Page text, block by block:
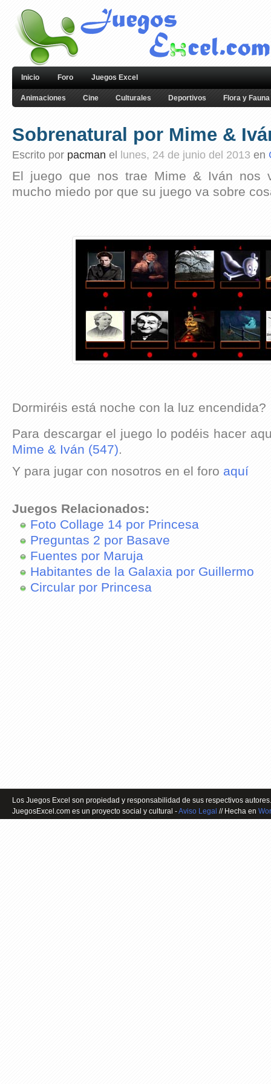
Inicio Foro Juegos Excel
Animaciones Cine Culturales Deportivos Flora y Fauna
Sobrenatural por Mime &
Escrito por pacman el lunes, 24 de junio del 2013 en
El juego que nos trae Mime & Iván nos
mucho miedo por que su juego va sobre
Dormiréis está noche con la luz encendida?
Para descargar el juego lo podéis hacer
Mime & Iván (547).
Y para jugar con nosotros en el foro aquí
Juegos Relacionados:
Foto Collage 14 por Princesa
Preguntas 2 por Basave
Fuentes por Maruja
Habitantes de la Galaxia por Guillermo
Circular por Princesa
Los Juegos Excel son propiedad y responsabilidad de sus respectivos
JuegosExcel.com es un proyecto social y cultural -Aviso Legal // Hecha en